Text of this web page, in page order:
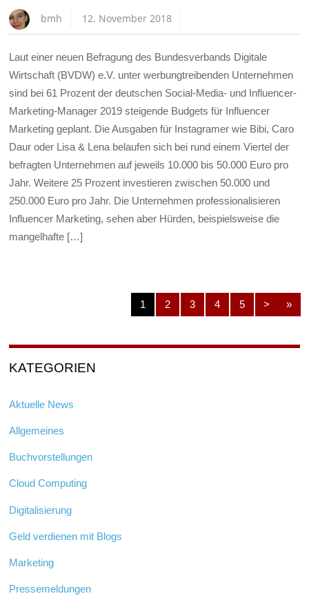
bmh 12. November 2018
Laut einer neuen Befragung des Bundesverbands Digitale
Wirtschaft (BVDW) e.V. unter werbungtreibenden Unternehmen
sind bei 61 Prozent der deutschen Social-Media- und Influencer-
Marketing-Manager 2019 steigende Budgets für Influencer
Marketing geplant. Die Ausgaben für Instagramer wie Bibi, Caro
Daur oder Lisa & Lena belaufen sich bei rund einem Viertel der
befragten Unternehmen auf jeweils 10.000 bis 50.000 Euro pro
Jahr. Weitere 25 Prozent investieren zwischen 50.000 und
250.000 Euro pro Jahr. Die Unternehmen professionalisieren
Influencer Marketing, sehen aber Hürden, beispielsweise die
mangelhafte […]
1 2 3 4 5 > »
KATEGORIEN
Aktuelle News
Allgemeines
Buchvorstellungen
Cloud Computing
Digitalisierung
Geld verdienen mit Blogs
Marketing
Pressemeldungen